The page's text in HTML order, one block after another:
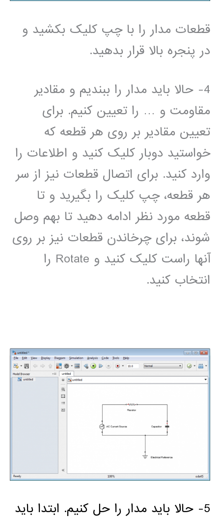
قطعات مدار را با چپ کلیک بکشید و
در پنجره بالا قرار بدهید.
4- حالا باید مدار را ببندیم و مقادیر
مقاومت و … را تعیین کنیم. برای
تعیین مقادیر بر روی هر قطعه که
خواستید دوبار کلیک کنید و اطلاعات را
وارد کنید. برای اتصال قطعات نیز از سر
هر قطعه، چپ کلیک را بگیرید و تا
قطعه مورد نظر ادامه دهید تا بهم وصل
شوند، برای چرخاندن قطعات نیز بر روی
آنها راست کلیک کنید و Rotate را
انتخاب کنید.
5- حالا باید مدار را حل کنیم. ابتدا باید